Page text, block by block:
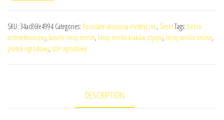
SKU: 34ac86fe4994 Categories: Pozostałe akcesoria elektryczne, SimetTags: beton
architektoniczny, lamele leroy merlin, leroy merlin kraków czyżyny, leroy merlin online,
płotek ogrodowy, stół ogrodowy
DESCRIPTION